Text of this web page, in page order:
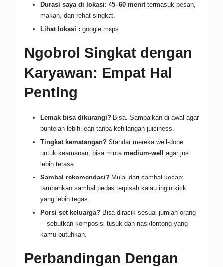
Durasi saya di lokasi: 45–60 menit termasuk pesan,
makan, dan rehat singkat.
Lihat lokasi : google maps
Ngobrol Singkat dengan
Karyawan: Empat Hal
Penting
Lemak bisa dikurangi? Bisa. Sampaikan di awal agar
buntelan lebih lean tanpa kehilangan juiciness.
Tingkat kematangan? Standar mereka well-done
untuk keamanan; bisa minta medium-well
agar jus
lebih terasa.
Sambal rekomendasi? Mulai dari sambal kecap;
tambahkan sambal pedas terpisah kalau ingin kick
yang lebih tegas.
Porsi set keluarga? Bisa diracik sesuai jumlah orang
—sebutkan komposisi tusuk dan nasi/lontong yang
kamu butuhkan.
Perbandingan Dengan